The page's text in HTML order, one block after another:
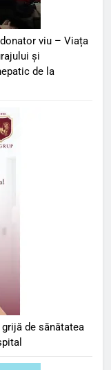
viu – Viața
și
de la
de sănătatea